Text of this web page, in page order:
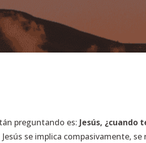
preguntando es: Jesús, ¿cuando
Jesús se implica compasivamente,